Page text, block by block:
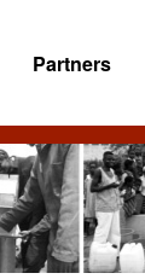
Partners